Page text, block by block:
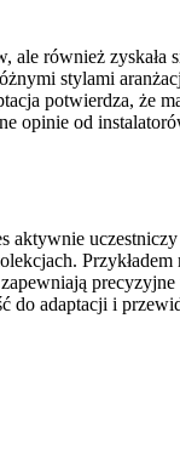
również zyskała
stylami
potwierdza, że
opinie od
precyzyjne
do adaptacji i